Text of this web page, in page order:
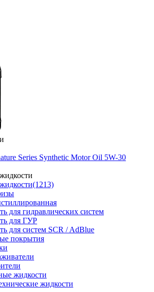
Series Synthetic Motor Oil 5W-30
(1213)
для гидравлических систем
для ГУР
для систем SCR / AdBlue
покрытия
жидкости
жидкости